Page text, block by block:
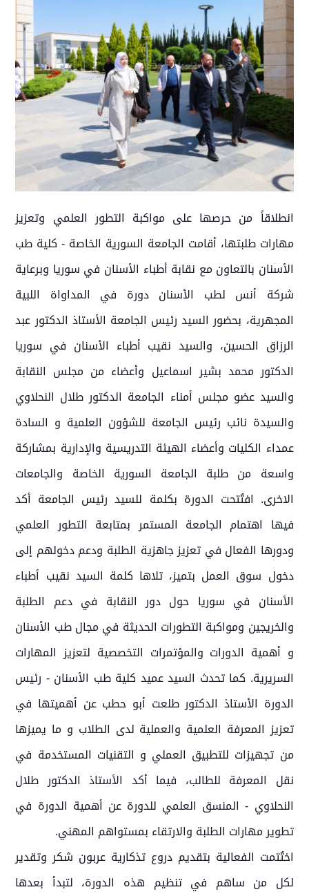
انطلاقاً من حرصها على مواكبة التطور العلمي وتعزيز
مهارات طلبتها، أقامت الجامعة السورية الخاصة - كلية طب
الأسنان بالتعاون مع نقابة أطباء الأسنان في سوريا وبرعاية
شركة أنس لطب الأسنان دورة في المداواة اللبية
المجهرية، بحضور السيد رئيس الجامعة الأستاذ الدكتور عبد
الرزاق الحسين، والسيد نقيب أطباء الأسنان في سوريا
الدكتور محمد بشير اسماعيل وأعضاء من مجلس النقابة
والسيد عضو مجلس أمناء الجامعة الدكتور طلال النحلاوي
والسيدة نائب رئيس الجامعة للشؤون العلمية و السادة
عمداء الكليات وأعضاء الهيئة التدريسية والإدارية بمشاركة
واسعة من طلبة الجامعة السورية الخاصة والجامعات
الاخرى. افتُتحت الدورة بكلمة للسيد رئيس الجامعة أكد
فيها اهتمام الجامعة المستمر بمتابعة التطور العلمي
ودورها الفعال في تعزيز جاهزية الطلبة ودعم دخولهم إلى
دخول سوق العمل بتميز، تلاها كلمة السيد نقيب أطباء
الأسنان في سوريا حول دور النقابة في دعم الطلبة
والخريجين ومواكبة التطورات الحديثة في مجال طب الأسنان
و أهمية الدورات والمؤتمرات التخصصية لتعزيز المهارات
السريرية. كما تحدث السيد عميد كلية طب الأسنان - رئيس
الدورة الأستاذ الدكتور طلعت أبو حطب عن أهميتها في
تعزيز المعرفة العلمية والعملية لدى الطلاب و ما يميزها
من تجهيزات للتطبيق العملي و التقنيات المستخدمة في
نقل المعرفة للطالب، فيما أكد الأستاذ الدكتور طلال
النحلاوي - المنسق العلمي للدورة عن أهمية الدورة في
تطوير مهارات الطلبة والارتقاء بمستواهم المهني.
اختُتمت الفعالية بتقديم دروع تذكارية عربون شكر وتقدير
لكل من ساهم في تنظيم هذه الدورة، لتبدأ بعدها